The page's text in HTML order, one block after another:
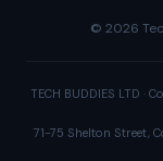
© 2026
TECH BUDDIES LTD ·
71-75 Shelton Street,